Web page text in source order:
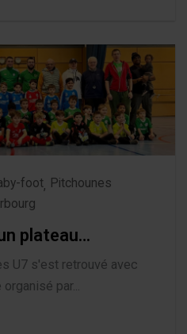
foot, Pitchounes
plateau…
U7 s'est retrouvé avec
par...